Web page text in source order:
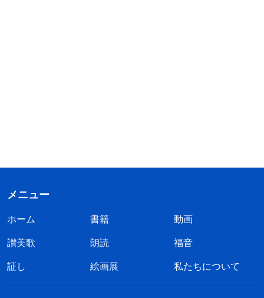
メニュー
ホーム 書籍
動画
讃美歌
朗読
福音
証し
絵画展 私たちについて